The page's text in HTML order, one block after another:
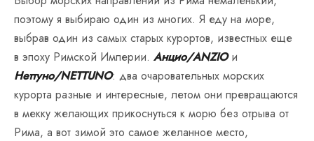
поэтому я выбираю один из многих. Я еду на море,
выбрав один из самых старых курортов, известных еще
в эпоху Римской Империи. Анцио/ANZIOи
Неттуно/NETTUNO: два очаровательных морских
курорта разные и интересные, летом они превращаются
в мекку желающих прикоснуться к морю без отрыва от
Рима, а вот зимой это самое желанное место,